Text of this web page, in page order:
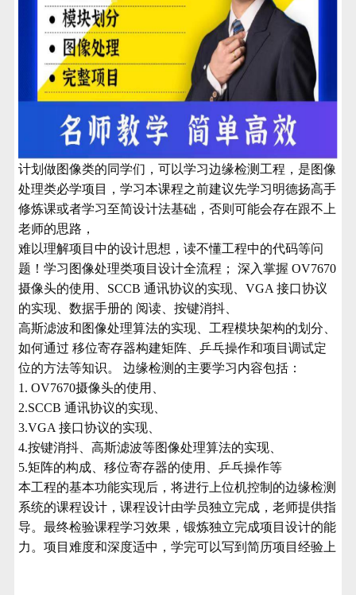
计划做图像类的同学们，可以学习边缘检测工程，是图像
处理类必学项目，学习本课程之前建议先学习明德扬高手
修炼课或者学习至简设计法基础，否则可能会存在跟不上
老师的思路，
难以理解项目中的设计思想，读不懂工程中的代码等问
题！学习图像处理类项目设计全流程； 深入掌握 OV7670
摄像头的使用、SCCB 通讯协议的实现、VGA 接口协议
的实现、数据手册的 阅读、按键消抖、
高斯滤波和图像处理算法的实现、工程模块架构的划分、
如何通过 移位寄存器构建矩阵、乒乓操作和项目调试定
位的方法等知识。 边缘检测的主要学习内容包括：
1. OV7670摄像头的使用、
2.SCCB 通讯协议的实现、
3.VGA 接口协议的实现、
4.按键消抖、高斯滤波等图像处理算法的实现、
5.矩阵的构成、移位寄存器的使用、乒乓操作等
本工程的基本功能实现后，将进行上位机控制的边缘检测
系统的课程设计，课程设计由学员独立完成，老师提供指
导。最终检验课程学习效果，锻炼独立完成项目设计的能
力。项目难度和深度适中，学完可以写到简历项目经验上